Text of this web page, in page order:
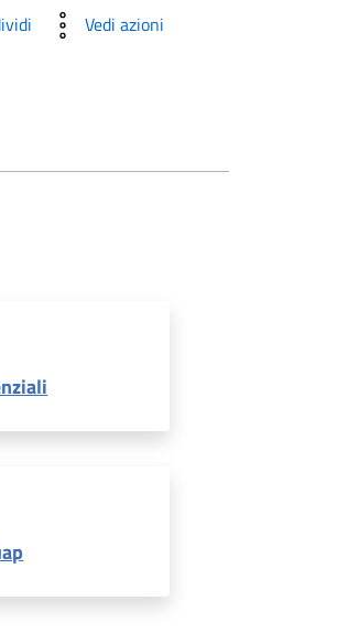
Vedi azioni